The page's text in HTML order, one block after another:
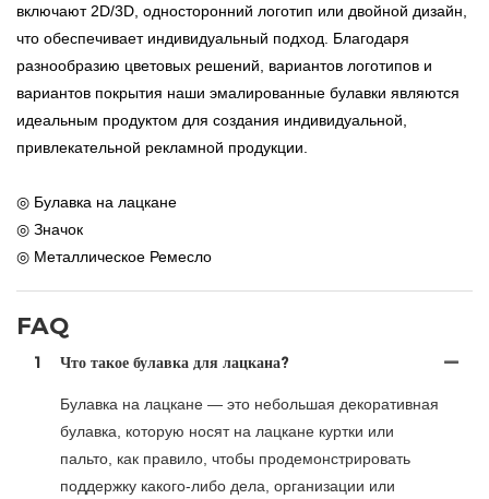
включают 2D/3D, односторонний логотип или двойной дизайн,
что обеспечивает индивидуальный подход. Благодаря
разнообразию цветовых решений, вариантов логотипов и
вариантов покрытия наши эмалированные булавки являются
идеальным продуктом для создания индивидуальной,
привлекательной рекламной продукции.
◎ Булавка на лацкане
◎ Значок
◎ Металлическое Ремесло
FAQ
1 Что такое булавка для лацкана?
Булавка на лацкане — это небольшая декоративная
булавка, которую носят на лацкане куртки или
пальто, как правило, чтобы продемонстрировать
поддержку какого-либо дела, организации или